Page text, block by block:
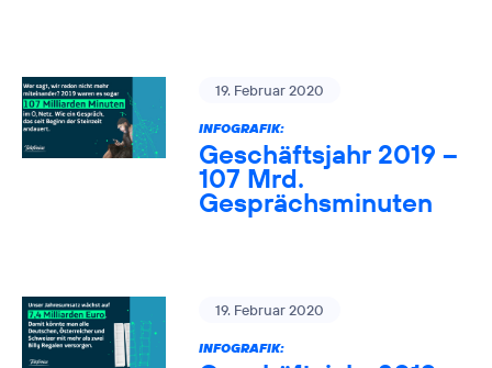
19. Februar 2020
INFOGRAFIK:
Geschäftsjahr 2019 –
107 Mrd.
Gesprächsminuten
19. Februar 2020
INFOGRAFIK: